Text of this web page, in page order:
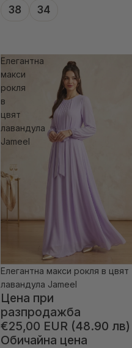
38 34
Елегантна
макси
рокля
в
цвят
лавандула
Jameel
-55% отстъпка
Елегантна макси рокля в цвят
лавандула Jameel
Цена при
разпродажба
€25,00 EUR (48.90 лв)
Обичайна цена